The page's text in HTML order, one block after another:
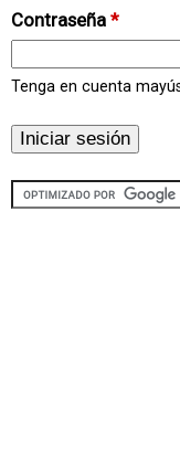
Contraseña *
Tenga en cuenta